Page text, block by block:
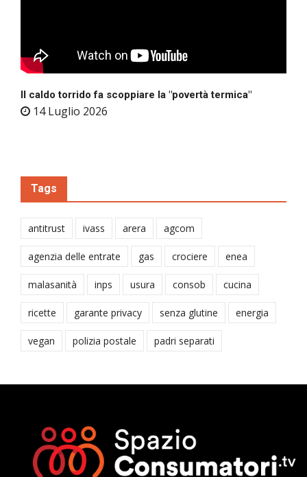
Il caldo torrido fa scoppiare la "povertà termica"
14 Luglio 2026
Tags
antitrust ivass arera agcom
agenzia delle entrate gas crociere enea
malasanità inps usura consob cucina
ricette garante privacy senza glutine energia
vegan polizia postale padri separati